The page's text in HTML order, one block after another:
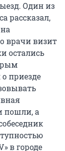
Один из
рассказал,
врачи визит
остались
приезде
пошли, а
в городе